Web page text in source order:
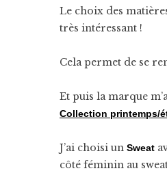
Le choix des
très intéressant !
Cela permet de se
Et puis la marque
Collection printemps/
J’ai choisi un Sweat
côté féminin au